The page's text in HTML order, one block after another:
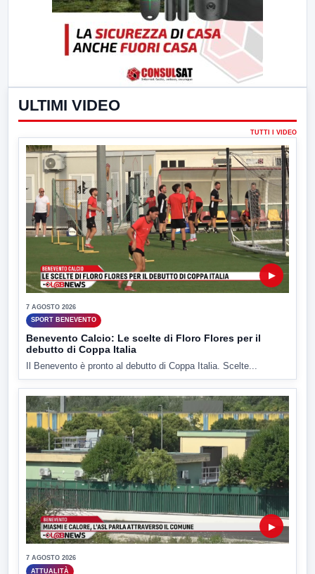
ULTIMI VIDEO
TUTTI I VIDEO
▶
7 AGOSTO 2026
SPORT BENEVENTO
Benevento Calcio: Le scelte di Floro Flores per il
debutto di Coppa Italia
Il Benevento è pronto al debutto di Coppa Italia. Scelte...
▶
7 AGOSTO 2026
ATTUALITÀ